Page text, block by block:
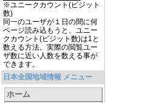
※ユニークカウント(ビジット
数)
同一のユーザが１日の間に何
ページ読み込もうと、ユニー
クカウント(ビジット数)は1と
数える方法。実際の閲覧ユー
ザ数に近い人数を数える事が
できます。
日本全国地域情報 メニュー
ホーム